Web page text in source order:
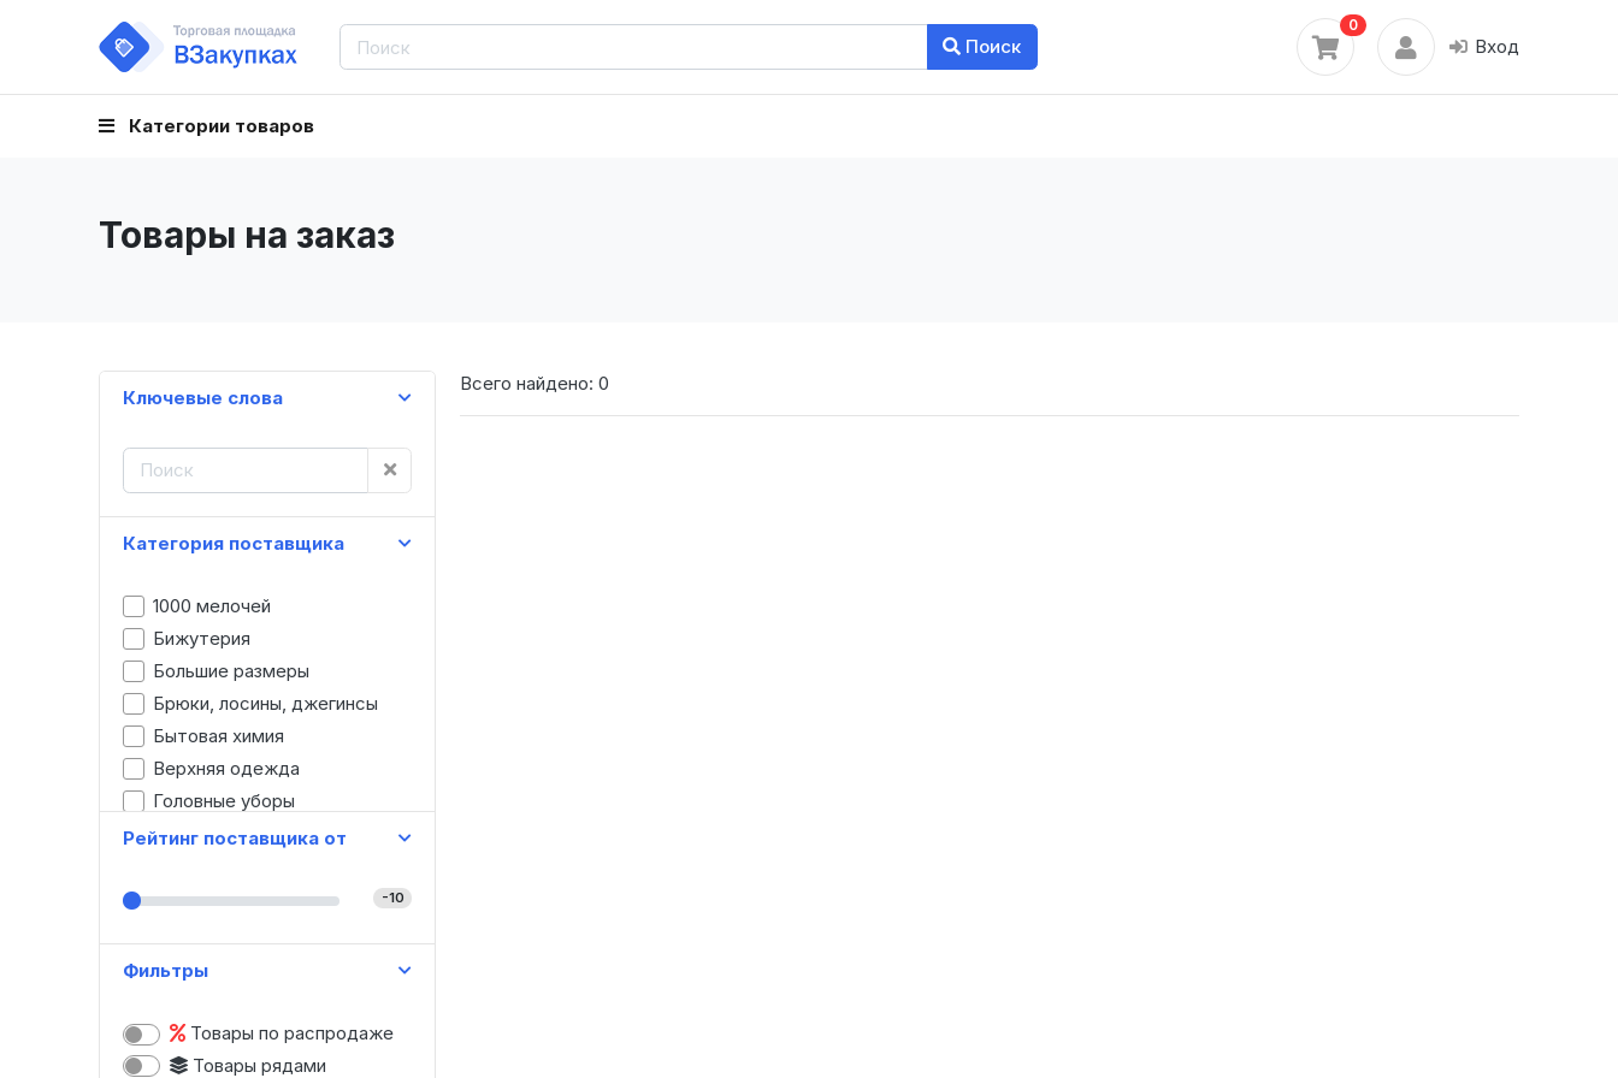
Поиск
0
Вход
Категории товаров
Товары на заказ
Ключевые слова
Категория поставщика
1000 мелочей
Бижутерия
Большие размеры
Брюки, лосины, джегинсы
Бытовая химия
Верхняя одежда
Головные уборы
Детская одежда
Домашняя одежда
Зонты
Канцтовары
Картины, модульные картины
Рейтинг поставщика от
-10
Фильтры
Товары по распродаже
Товары рядами
Всего найдено: 0